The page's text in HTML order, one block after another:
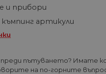
и прибори
артикули
пътуването? Имате
на по-горните